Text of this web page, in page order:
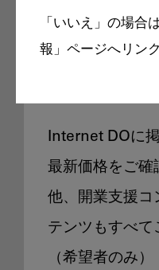
「いいえ」の場合
報」ページへリン
Internet DO
製品価
Internet DOに
最新価格をご確
他、開業支援コ
テンツもすべて
（希望者のみ）